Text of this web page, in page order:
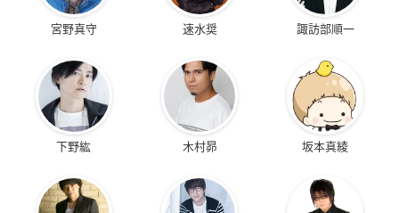
宮野真守 速水奨 諏訪部順一
下野紘 木村昴 坂本真綾